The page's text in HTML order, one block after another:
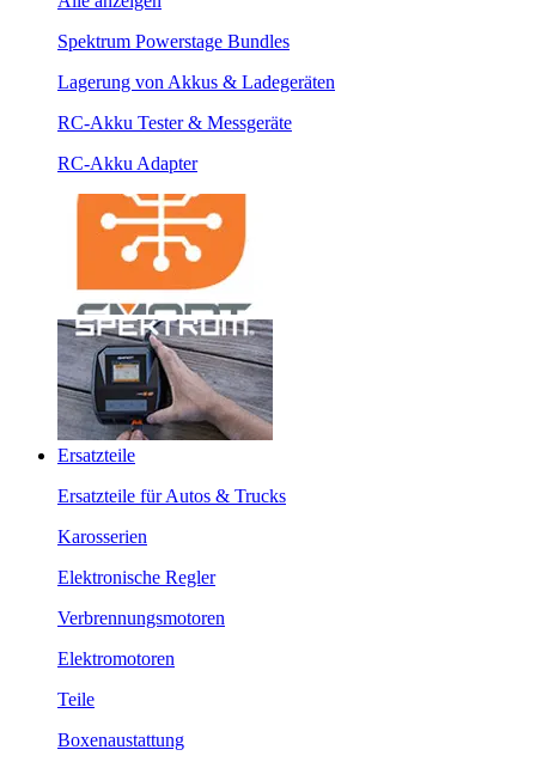
Spektrum Powerstage Bundles
Lagerung von Akkus & Ladegeräten
RC-Akku Tester & Messgeräte
RC-Akku Adapter
Ersatzteile
Ersatzteile für Autos & Trucks
Karosserien
Elektronische Regler
Verbrennungsmotoren
Elektromotoren
Teile
Boxenaustattung